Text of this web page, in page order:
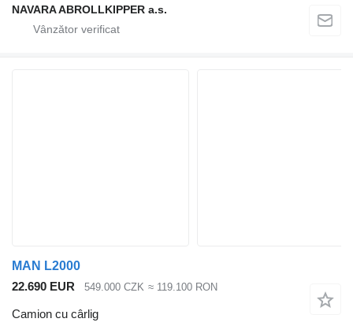
NAVARA ABROLLKIPPER a.s.
MAN L2000
22.690 EUR
549.000 CZK ≈ 119.100 RON
Camion cu cârlig